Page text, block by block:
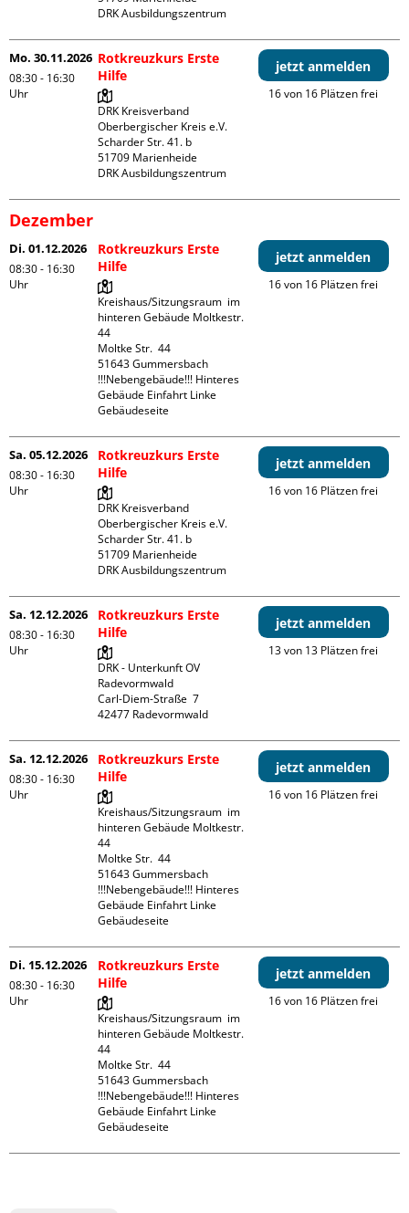
DRK Ausbildungszentrum
Mo. 30.11.2026
08:30 - 16:30
Uhr
Rotkreuzkurs Erste
Hilfe
DRK Kreisverband
Oberbergischer Kreis e.V.
Scharder Str. 41. b
51709 Marienheide
DRK Ausbildungszentrum
jetzt anmelden
16 von 16 Plätzen frei
Dezember
Di. 01.12.2026
08:30 - 16:30
Uhr
Rotkreuzkurs Erste
Hilfe
Kreishaus/Sitzungsraum  im
hinteren Gebäude Moltkestr.
44
Moltke Str.  44
51643 Gummersbach
!!!Nebengebäude!!! Hinteres
Gebäude Einfahrt Linke
Gebäudeseite
jetzt anmelden
16 von 16 Plätzen frei
Sa. 05.12.2026
08:30 - 16:30
Uhr
Rotkreuzkurs Erste
Hilfe
DRK Kreisverband
Oberbergischer Kreis e.V.
Scharder Str. 41. b
51709 Marienheide
DRK Ausbildungszentrum
jetzt anmelden
16 von 16 Plätzen frei
Sa. 12.12.2026
08:30 - 16:30
Uhr
Rotkreuzkurs Erste
Hilfe
DRK - Unterkunft OV
Radevormwald
Carl-Diem-Straße  7
jetzt anmelden
13 von 13 Plätzen frei
Sa. 12.12.2026
08:30 - 16:30
Uhr
Rotkreuzkurs Erste
Hilfe
Kreishaus/Sitzungsraum  im
hinteren Gebäude Moltkestr.
44
Moltke Str.  44
51643 Gummersbach
!!!Nebengebäude!!! Hinteres
Gebäude Einfahrt Linke
Gebäudeseite
jetzt anmelden
16 von 16 Plätzen frei
Di. 15.12.2026
08:30 - 16:30
Uhr
Rotkreuzkurs Erste
Hilfe
Kreishaus/Sitzungsraum  im
hinteren Gebäude Moltkestr.
44
Moltke Str.  44
51643 Gummersbach
!!!Nebengebäude!!! Hinteres
Gebäude Einfahrt Linke
Gebäudeseite
jetzt anmelden
16 von 16 Plätzen frei